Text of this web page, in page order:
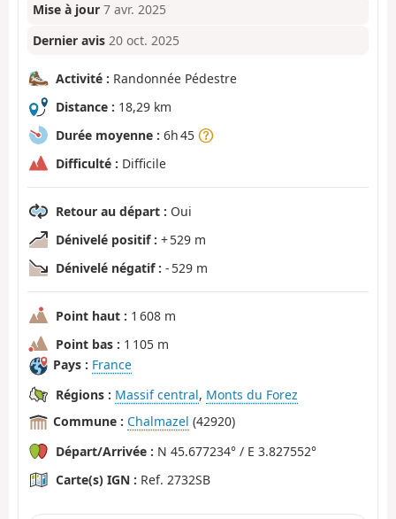
Mise à jour 7 avr. 2025
Dernier avis 20 oct. 2025
Activité : Randonnée Pédestre
Distance : 18,29 km
Durée moyenne : 6h 45
Difficulté : Difficile
Retour au départ : Oui
Dénivelé positif : + 529 m
Dénivelé négatif : - 529 m
Point haut : 1 608 m
Point bas : 1 105 m
Pays : France
Régions : Massif central, Monts du Forez
Commune : Chalmazel (42920)
Départ/Arrivée : N 45.677234° / E 3.827552°
Carte(s) IGN : Ref. 2732SB